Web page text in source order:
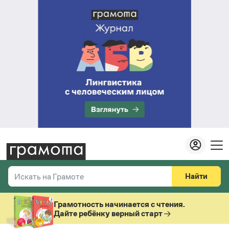
Искать на Грамоте
Справочная служба
Найти
Везде